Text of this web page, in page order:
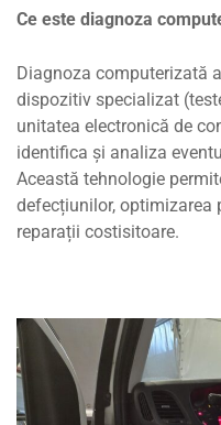
Ce este diagnoza
Diagnoza computerizată
dispozitiv specializat
unitatea electronică de
identifica și analiza
Această tehnologie
defecțiunilor, optimizarea
reparații costisitoare.